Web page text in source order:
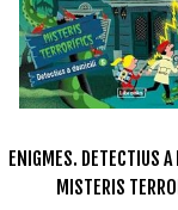
ENIGMES. DETECTIUS
MISTERIS